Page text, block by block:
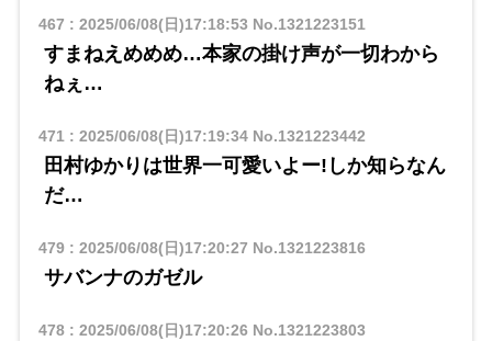
467 : 2025/06/08(日)17:18:53 No.1321223151
すまねえめめめ…本家の掛け声が一切わから
ねぇ…
471: 2025/06/08(日)17:19:34No.1321223442
田村ゆかりは世界一可愛いよー!しか知らなん
だ…
479: 2025/06/08(日)17:20:27 No.1321223816
サバンナのガゼル
478: 2025/06/08(日)17:20:26 No.1321223803